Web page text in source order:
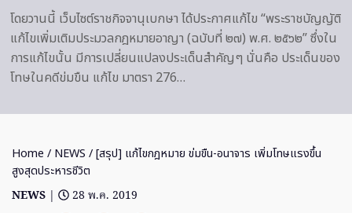
โดยวานนี้ เว็บไซต์ราชกิจจานุเบกษา ได้ประกาศแก้ไข “พระราชบัญญัติ
แก้ไขเพิ่มเติมประมวลกฎหมายอาญา (ฉบับที่ ๒๗) พ.ศ. ๒๕๖๒” ซึ่งใน
การแก้ไขนั้น มีการเปลี่ยนแปลงประเด็นสำคัญๆ นั่นคือ ประเด็นของ
โทษในคดีข่มขืน แก้ไข มาตรา 276…
Home / NEWS / [สรุป] แก้ไขกฎหมาย ข่มขืน-อนาจาร เพิ่มโทษแรงขึ้น
สูงสุดประหารชีวิต
NEWS |
28 พ.ค. 2019